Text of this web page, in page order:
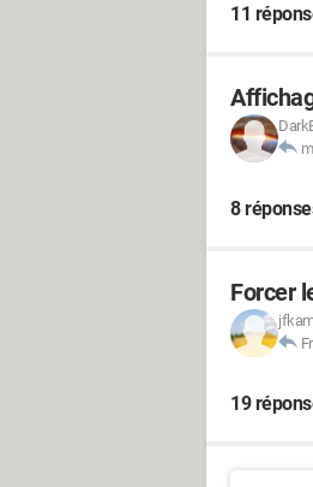
11
8
Forcer
19